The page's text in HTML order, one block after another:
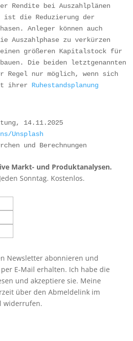
Rendite bei Auszahlplänen
die Reduzierung der
Anleger können auch
Auszahlphase zu verkürzen
einen größeren Kapitalstock für
Die beiden letztgenannten
nur möglich, wenn sich
ihrer Ruhestandsplanung
14.11.2025
Unsplash
und Berechnungen
Markt- und Produktanalysen.
Jeden Sonntag. Kostenlos.
Newsletter abonnieren und
E-Mail erhalten. Ich habe die
und akzeptiere sie. Meine
über den Abmeldelink im
widerrufen.